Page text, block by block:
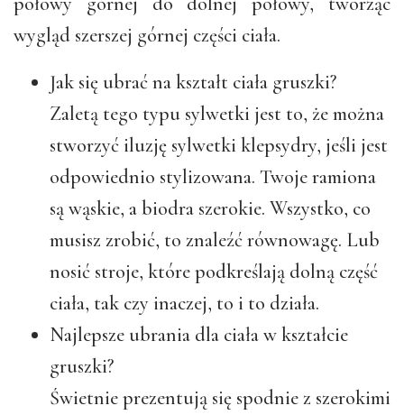
wygląd szerszej górnej części ciała.
Jak się ubrać na kształt ciała gruszki?
Zaletą tego typu sylwetki jest to, że można
stworzyć iluzję sylwetki klepsydry, jeśli jest
odpowiednio stylizowana. Twoje ramiona
są wąskie, a biodra szerokie. Wszystko, co
musisz zrobić, to znaleźć równowagę. Lub
nosić stroje, które podkreślają dolną część
ciała, tak czy inaczej, to i to działa.
Najlepsze ubrania dla ciała w kształcie
gruszki?
Świetnie prezentują się spodnie z szerokimi